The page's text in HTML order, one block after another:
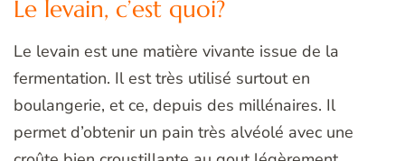
Le levain, c’est quoi?
Le levain est une matière vivante issue de la
fermentation. Il est très utilisé surtout en
boulangerie, et ce, depuis des millénaires. Il
permet d’obtenir un pain très alvéolé avec une